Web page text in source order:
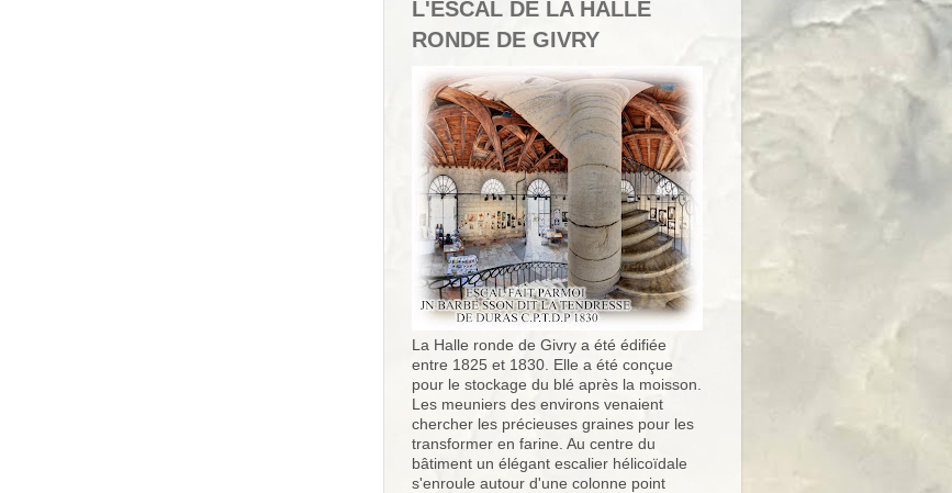
L'ESCAL DE LA HALLE
RONDE DE GIVRY
La Halle ronde de Givry a été édifiée
entre 1825 et 1830. Elle a été conçue
pour le stockage du blé après la moisson.
Les meuniers des environs venaient
chercher les précieuses graines pour les
transformer en farine. Au centre du
bâtiment un élégant escalier hélicoïdale
s'enroule autour d'une colonne point